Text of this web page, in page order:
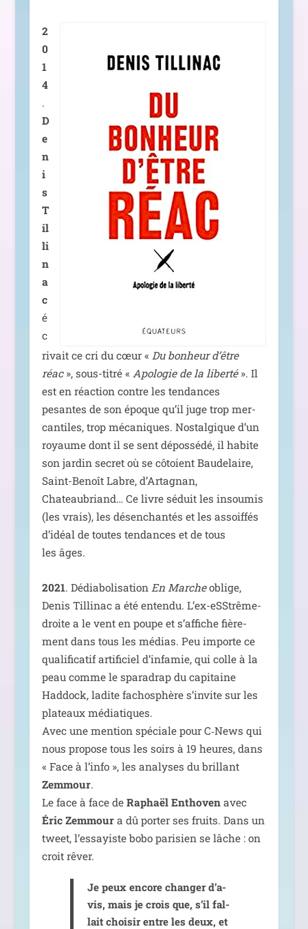
2
0
1
4
.
D
e
n
i
s
T
il
li
n
a
c
é
c
ri­vait ce cri du cœur « Du bon­heur d’être
réac», sous-titré « Apologie de la liber­té». Il
est en réac­tion contre les ten­dances
pesantes de son époque qu’il juge trop mer­
can­tiles, trop méca­niques. Nostalgique d’un
royaume dont il se sent dépos­sé­dé, il habite
son jar­din secret où se côtoient Baudelaire,
Saint-Benoît Labre, d’Artagnan,
Chateaubriand… Ce livre séduit les insou­mis
(les vrais), les désen­chan­tés et les assoif­fés
d’i­déal de toutes ten­dances et de tous
les âges.
2021. Dédiabolisation En Marcheoblige,
Denis Tillinac a été enten­du. L’ex-eSStrême-
droite a le vent en poupe et s’af­fiche fiè­re­
ment dans tous les médias. Peu importe ce
qua­li­fi­ca­tif arti­fi­ciel d’in­fa­mie, qui colle à la
peau comme le spa­ra­drap du capi­taine
Haddock, ladite facho­sphère s’in­vite sur les
pla­teaux média­tiques.
Avec une men­tion spé­ciale pour C‑News qui
nous pro­pose tous les soirs à 19 heures, dans
« Face à l’in­fo », les ana­lyses du brillant
Zemmour.
Le face à face de Raphaël Enthovenavec
Éric Zemmoura dû por­ter ses fruits. Dans un
tweet, l’essayiste bobo pari­sien se lâche : on
croit rêver.
Je peux encore chan­ger d’a­
vis, mais je crois que, s’il fal­
lait choi­sir entre les deux, et